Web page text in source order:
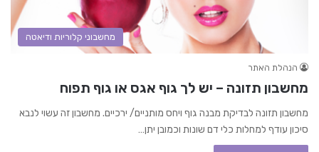
מחשבוני קלוריות ודיאטה
הנהלת האתר
מחשבון תזונה – יש לך גוף אגס או גוף תפוח
מחשבון תזונה לבדיקת מבנה גוף ויחס מותניים/ ירכיים. מחשבון זה עשוי לנבא
סיכון עודף למחלות כלי דם שונות וכמובן יתן…